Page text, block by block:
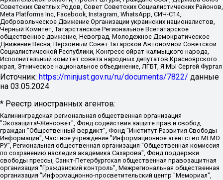
Советских Светлых Родов, Совет Советских Социалистических Районов,
Meta Platforms Inc, Facebook, Instagram, WhatsApp, СИЧ-С14,
Добровольческое Движение Организации украинских националистов,
Черный Комитет, Татарстанское Региональное Всетатарское
общественное движение, Невоград, Молодежное Демократическое
Движение Весна, Верховный Совет Татарской Автономной Советской
Социалистической Республики, Конгресс ойрат-калмыцкого народа,
Исполнительный комитет совета народных депутатов Красноярского
края, Этническое национальное объединение, ЛГБТ, Я.МЫ Сергей Фургал
Источник: https://minjust.gov.ru/ru/documents/7822/ данные
на 03.05.2024
* Реестр иностранных агентов:
Калининградская региональная общественная организация "Экозащита!-Женсовет", Фонд содействия защите прав и свобод граждан "Общественный вердикт", Фонд "Институт Развития Свободы Информации", Частное учреждение "Информационное агентство МЕМО. РУ", Региональная общественная организация "Общественная комиссия по сохранению наследия академика Сахарова", Фонд поддержки свободы прессы, Санкт-Петербургская общественная правозащитная организация "Гражданский контроль", Межрегиональная общественная организация "Информационно-просветительский центр "Мемориал", Региональный Фонд "Центр Защиты Прав Средств Массовой Информации", с 05.12.2023 Фонд "Центр Защиты Прав Средств массовой информации", Региональная общественная благотворительная организация помощи беженцам и мигрантам "Гражданское содействие", Негосударственное образовательное учреждение дополнительного профессионального образования (повышение квалификации) специалистов "АКАДЕМИЯ ПО ПРАВАМ ЧЕЛОВЕКА", Свердловская региональная общественная организация "Сутяжник", Автономная некоммерческая организация "Центр независимых социологических исследований", Союз общественных объединений "Российский исследовательский центр по правам человека", Региональное общественное учреждение научно-информационный центр "МЕМОРИАЛ", Некоммерческая организация "Фонд защиты гласности", Автономная некоммерческая организация "Институт прав человека", Городская общественная организация "Екатеринбургское общество "МЕМОРИАЛ", Городская общественная организация "Рязанское историко-просветительское и правозащитное общество "Мемориал" (Рязанский Мемориал), Челябинский региональный орган общественной самодеятельности – женское общественное объединение "Женщины Евразии", Челябинский региональный орган общественной самодеятельности "Уральская правозащитная группа", Фонд содействия защите здоровья и социальной справедливости имени Андрея Рылькова, Автономная Некоммерческая Организация "Аналитический Центр Юрия Левады", Автономная некоммерческая организация социальной поддержки населения "Проект Апрель", Региональная общественная организация помощи женщинам и детям, находящимся в кризисной ситуации "Информационно-методический центр "Анна", Фонд содействия развитию массовых коммуникаций и правовому просвещению "Так-так-Так", Фонд содействия устойчивому развитию "Серебряная тайга", Свердловский региональный общественный фонд социальных проектов "Новое время", "Idel.Реалии", Кавказ.Реалии, Крым.Реалии, Телеканал Настоящее Время, Татаро-башкирская служба Радио Свобода (Azatliq Radiosi), Радио Свободная Европа/Радио Свобода (PCE/PC), "Сибирь.Реалии", "Фактограф", Благотворительный фонд помощи осужденным и их семьям, Автономная некоммерческая организация "Институт глобализации и социальных движений", Фонд "В защиту прав заключенных", Частное учреждение "Центр поддержки и содействия развитию средств массовой информации", Пензенский региональный общественный благотворительный фонд "Гражданский союз", "Север.Реалии", Некоммерческая организация Фонд "Правовая инициатива", Общество с ограниченной ответственностью "Радио Свободная Европа/Радио Свобода", Чешское информационное агентство "MEDIUM-ORIENT", Красноярская региональная общественная организация "Мы против СПИДа", Камалягин Денис Николаевич, Маркелов Сергей Евгеньевич, Пономарев Лев Александрович, Савицкая Людмила Алексеевна, Автономная некоммерческая организация "Центр по работе с проблемой насилия "НАСИЛИЮ.НЕТ", Межрегиональный профессиональный союз работников здравоохранения "Альянс врачей", Юридическое лицо, зарегистрированное в Латвийской Республике, SIA "Medusa Project" (регистрационный номер 40103797863, дата регистрации 10.06.2014), Некоммерческая организация "Фонд по борьбе с коррупцией", Автономная некоммерческая организация "Институт права и публичной политики", Баданин Роман Сергеевич, Гликин Максим Александрович, Железнова Мария Михайловна, Лукьянова Юлия Сергеевна, Маетная Елизавета Витальевна, Маняхин Петр Борисович, Чуракова Ольга Владимировна, Ярош Юлия Петровна, Юридическое лицо "The Insider SIA", зарегистрированное в Риге, Латвийская Республика (дата регистрации 26.06.2015), являющееся администратором доменного имени интернет-издания "The Insider SIA", https://theins.ru, Постернак Алексей Евгеньевич, Рубин Михаил Аркадьевич, Анин Роман Александрович, Юридическое лицо Istories fonds, зарегистрированное в Латвийской Республике (регистрационный номер 50008295751, дата регистрации 24.02.2020), Великовский Дмитрий Александрович, Долинина Ирина Николаевна, Мароховская Алеся Алексеевна, Шлейнов Роман Юрьевич, Шмагун Олеся Валентиновна, Общество с ограниченной ответственностью "Альтаир 2021", Общество с ограниченной ответственностью "Вега 2021", Общество с ограниченной ответственностью "Главный редактор 2021", Общество с ограниченной ответственностью "Ромашки монолит", Важенков Артем Валерьевич, Ивановская областная общественная организация "Центр гендерных исследований", Гурман Юрий Альбертович, Медиапроект "ОВД-Инфо", Егоров Владимир Владимирович, Жилинский Владимир Александрович, Общество с ограниченной ответственностью "ЗП", Иванова София Юрьевна, Карезина Инна Павловна, Кильтау Екатерина Викторовна, Петров Алексей Викторович, Пискунов Сергей Евгеньевич, Смирнов Сергей Сергеевич, Тихонов Михаил Сергеевич, Общество с ограниченной ответственностью "ЖУРНАЛИСТ-ИНОСТРАННЫЙ АГЕНТ", Арапова Галина Юрьевна, Вольтская Татьяна Анатольевна, Американская компания "Mason G.E.S. Anonymous Foundation" (США), являющаяся владельцем интернет-издания https://mnews.world/, Компания "Stichting Bellingcat", зарегистрированная в Нидерландах (дата регистрации 11.07.2018), Захаров Андрей Вячеславович, Клепиковская Екатерина Дмитриевна, Общество с ограниченной ответственностью "МЕМО", Перл Роман Александрович, Симонов Евгений Алексеевич, Соловьева Елена Анатольевна, Сотников Даниил Владимирович, Сурначева Елизавета Дмитриевна, Автономная некоммерческая организация по защите прав человека и информированию населения "Якутия – Наше Мнение", Общество с ограниченной ответственностью "Москоу диджитал медиа", с 26.01.2023 Общество с ограниченной ответственностью "Чайка Белые сады", Ветошкина Валерия Валерьевна, Заговора Максим Александрович, Межрегиональное общественное движение "Российская ЛГБТ - сеть", Оленичев Максим Владимирович, Павлов Иван Юрьевич, Скворцова Елена Сергеевна, Общество с ограниченной ответственностью "Как бы инагент", Кочетков Игорь Викторович, Общество с ограниченной ответственностью "Честные выборы", Еланчик Олег Александрович, Общество с ограниченной ответственностью "Нобелевский призыв", Гималова Регина Эмилевна, Григорьев Андрей Валерьевич, Григорьева Алина Александровна, Ассоциация по содействию защите прав призывников, альтернативнослужащих и военнослужащих "Правозащитная группа "Гражданин.Армия.Право", Хисамова Регина Фаритовна, Автономная некоммерческая организация по реализации социально-правовых программ "Лилит", Дальневосточное общественное движение "Маяк", Санкт-Петербургская ЛГБТ-инициативная группа "Выход", Инициативная группа ЛГБТ+ "Реверс", Алексеев Андрей Викторович, Бекбулатова Таисия Львовна, Беляев Иван Михайлович, Владыкина Елена Сергеевна, Гельман Марат Александрович, Никульшина Вероника Юрьевна, Толоконникова Надежда Андреевна, Шендерович Виктор Анатольевич, Общество с ограниченной ответственностью "Данное сообщение", Общество с ограниченной ответственностью Издательский дом "Новая глава", Айнбиндер Александра Александровна, Московский комьюнити-центр для ЛГБТ+инициатив, Благотворительный фонд развития филантропии, Deutsche Welle (Германия, Kurt-Schumacher-Strasse 3, 53113 Bonn), Борзунова Мария Михайловна, Воробьев Виктор Викторович, Голубева Анна Львовна, Константинова Алла Михайловна, Малкова Ирина Владимировна, Мурадов Мурад Абдулгалимович, Осетинская Елизавета Николаевна, Понасенков Евгений Николаевич, Ганапольский Матвей Юрьевич, Киселев Евгений Алексеевич, Борухович Ирина Григорьевна, Дремин Иван Тимофеевич, Дубровский Дмитрий Викторович, Красноярская региональная общественная организация поддержки и развития альтернативных образовательных технологий и межкультурных коммуникаций "ИНТЕРРА", Маяковская Екатерина Алексеевна, Фейгин Марк Захарович, Филимонов Андрей Викторович, Дзугкоева Регина Николаевна, Доброхотов Роман Александрович, Дудь Юрий Александрович, Елкин Сергей Владимирович, Кругликов Кирилл Игоревич, Сабунаева Мария Леонидовна, Семенов Алексей Владимирович, Шаинян Карен Багратович, Шульман Екатерина Михайловна, Асафьев Артур Валерьевич, Вахштайн Виктор Семенович, Венедиктов Алексей Алексеевич, Лушникова Екатерина Евгеньевна, Волков Леонид Михайлович, Невзоров Александр Глебович, Пархоменко Сергей Борисович, Сироткин Ярослав Николаевич, Кара-Мурза Владимир Владимирович, Баранова Наталья Владимировна, Гозман Леонид Яковлевич, Кагарлицкий Борис Юльевич, Климарев Михаил Валерьевич, Милов Владимир Станиславович, Автономная некоммерческая организация Краснодарский центр современного искусства "Типография", Моргенштерн Алишер Тагирович, Соболь Любовь Эдуардовна, Общество с ограниченной ответственностью "ЛИЗА НОРМ", Каспаров Гарри Кимович, Ходорковский Михаил Борисович, Общество с ограниченной ответственностью "Апрельские тезисы", Данилович Ирина Брониславовна, Кашин Олег Владимирович, Петров Николай Владимирович, Пивоваров Алексей Владимирович, Соколов Михаил Владимирович, Цветкова Юлия Владимировна, Чичваркин Евгений Александрович, Комитет против пыток/Команда против пыток, Общество с ограниченной ответственностью "Первый научный", Общество с ограниченной ответственностью "Вертолет и ко", Белоцерковская Вероника Борисовна, Кац Максим Евгеньевич, Лазарева Татьяна Юрьевна, Шаведдинов Руслан Табризович, Яшин Илья Валерьевич, Общество с ограниченной ответственностью "Иноагент ААВ", Алешковский Дмитрий Петрович, Альбац Евгения Марковна, Быков Дмитрий Львович, Галямина Юлия Евгеньевна, Лойко Сергей Леонидович, Мартынов Кирилл Константинович, Медведев Сергей Александрович, Крашенинников Федор Геннадиевич, Гордеева Катерина Вл